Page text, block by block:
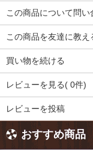
この商品について問い
この商品を友達に教え
買い物を続ける
レビューを見る( 0件)
レビューを投稿
おすすめ商品